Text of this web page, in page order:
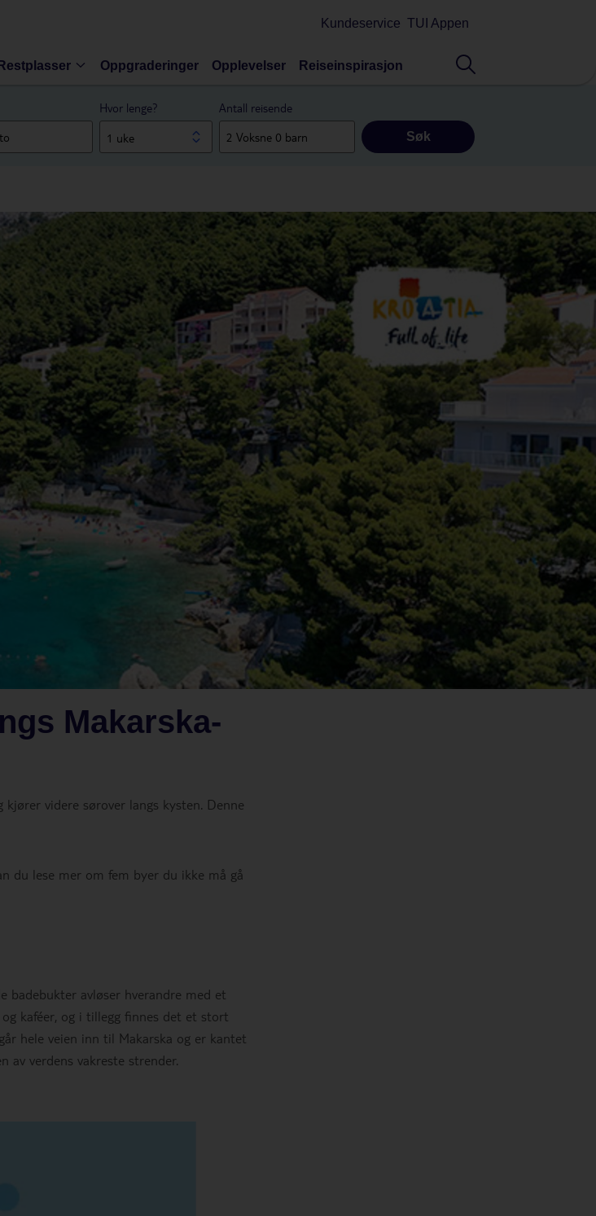
Kundeservice TUI Appen
Restplasser Oppgraderinger Opplevelser Reiseinspirasjon
Hvor lenge?
1 uke
Antall reisende
Søk
Makarska-
videre sørover langs kysten. Denne
du lese mer om fem byer du ikke må gå
badebukter avløser hverandre med et
kaféer, og i tillegg finnes det et stort
hele veien inn til Makarska og er kantet
av verdens vakreste strender.